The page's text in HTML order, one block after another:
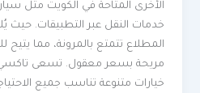
الأخرى المتاحة في الكويت مثل سيارات
خدمات النقل عبر التطبيقات. حيث
المطلاع تتمتع بالمرونة، مما يتيح
مريحة بسعر معقول. تسعى تاكسي
خيارات متنوعة تناسب جميع